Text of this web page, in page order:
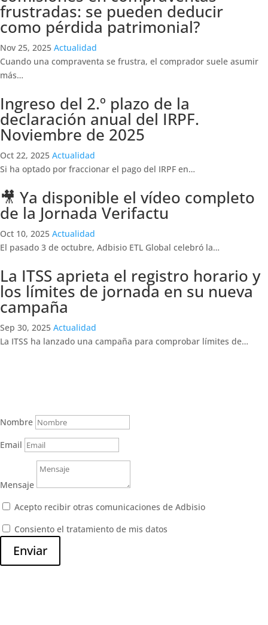
frustradas: se pueden deducir
como pérdida patrimonial?
Nov 25, 2025 Actualidad
Cuando una compraventa se frustra, el comprador suele asumir
más…
Ingreso del 2.º plazo de la
declaración anual del IRPF.
Noviembre de 2025
Oct 22, 2025 Actualidad
Si ha optado por fraccionar el pago del IRPF en…
🎥 Ya disponible el vídeo completo
de la Jornada Verifactu
Oct 10, 2025 Actualidad
El pasado 3 de octubre, Adbisio ETL Global celebró la…
La ITSS aprieta el registro horario y
los límites de jornada en su nueva
campaña
Sep 30, 2025 Actualidad
La ITSS ha lanzado una campaña para comprobar límites de…
Nombre
Email
Mensaje
Acepto recibir otras comunicaciones de Adbisio
Consiento el tratamiento de mis datos
Enviar